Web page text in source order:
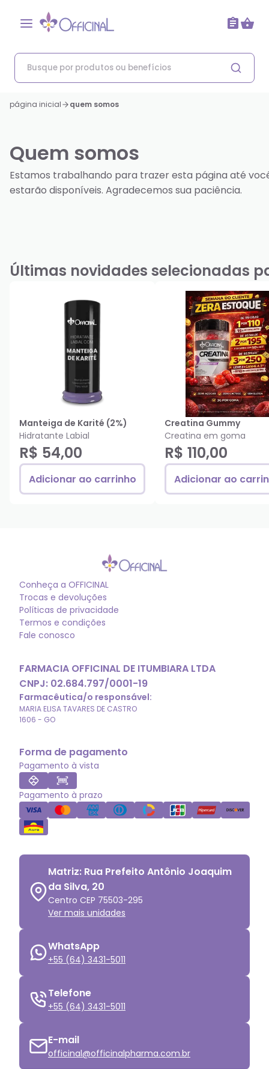
página inicial quem somos
Quem somos
Estamos trabalhando para trazer esta página até
estarão disponíveis. Agradecemos sua paciência.
Últimas novidades selecionadas
Manteiga de Karité (2%)
Hidratante Labial
R$ 54,00
Adicionar ao carrinho
Creatina Gummy
Creatina em goma
R$ 110,00
Adicionar ao
Conheça a OFFICINAL
Trocas e devoluções
Políticas de privacidade
Termos e condições
Fale conosco
FARMACIA OFFICINAL DE ITUMBIARA LTDA
CNPJ: 02.684.797/0001-19
Farmacêutica/o responsável:
MARIA ELISA TAVARES DE CASTRO
1606 - GO
Forma de pagamento
Pagamento à vista
Pagamento à prazo
Matriz: Rua Prefeito Antônio Joaquim
da Silva, 20
Centro CEP 75503-295
Ver mais unidades
WhatsApp
+55 (64) 3431-5011
Telefone
+55 (64) 3431-5011
E-mail
officinal@officinalpharma.com.br